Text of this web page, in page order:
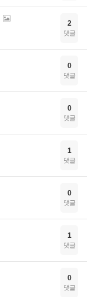
2
댓글
0
댓글
0
댓글
1
댓글
0
댓글
1
댓글
0
댓글